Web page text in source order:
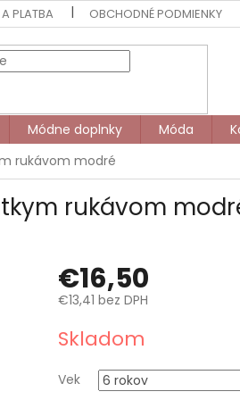
PLATBA OBCHODNÉ PODMIENKY
Módne doplnky Móda
rukávom modré
rukávom
€16,50
€13,41 bez DPH
cena:
Skladom
Vek